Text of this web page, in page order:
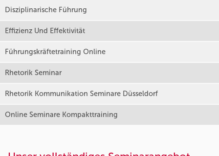
Disziplinarische Führung
Effizienz Und Effektivität
Führungskräftetraining Online
Rhetorik Seminar
Rhetorik Kommunikation Seminare Düsseldorf
Online Seminare Kompakttraining